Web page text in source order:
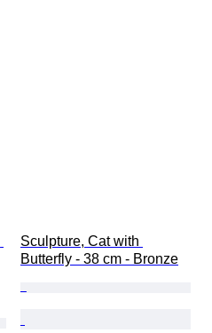
Sculpture, Cat with
Butterfly - 38 cm - Bronze